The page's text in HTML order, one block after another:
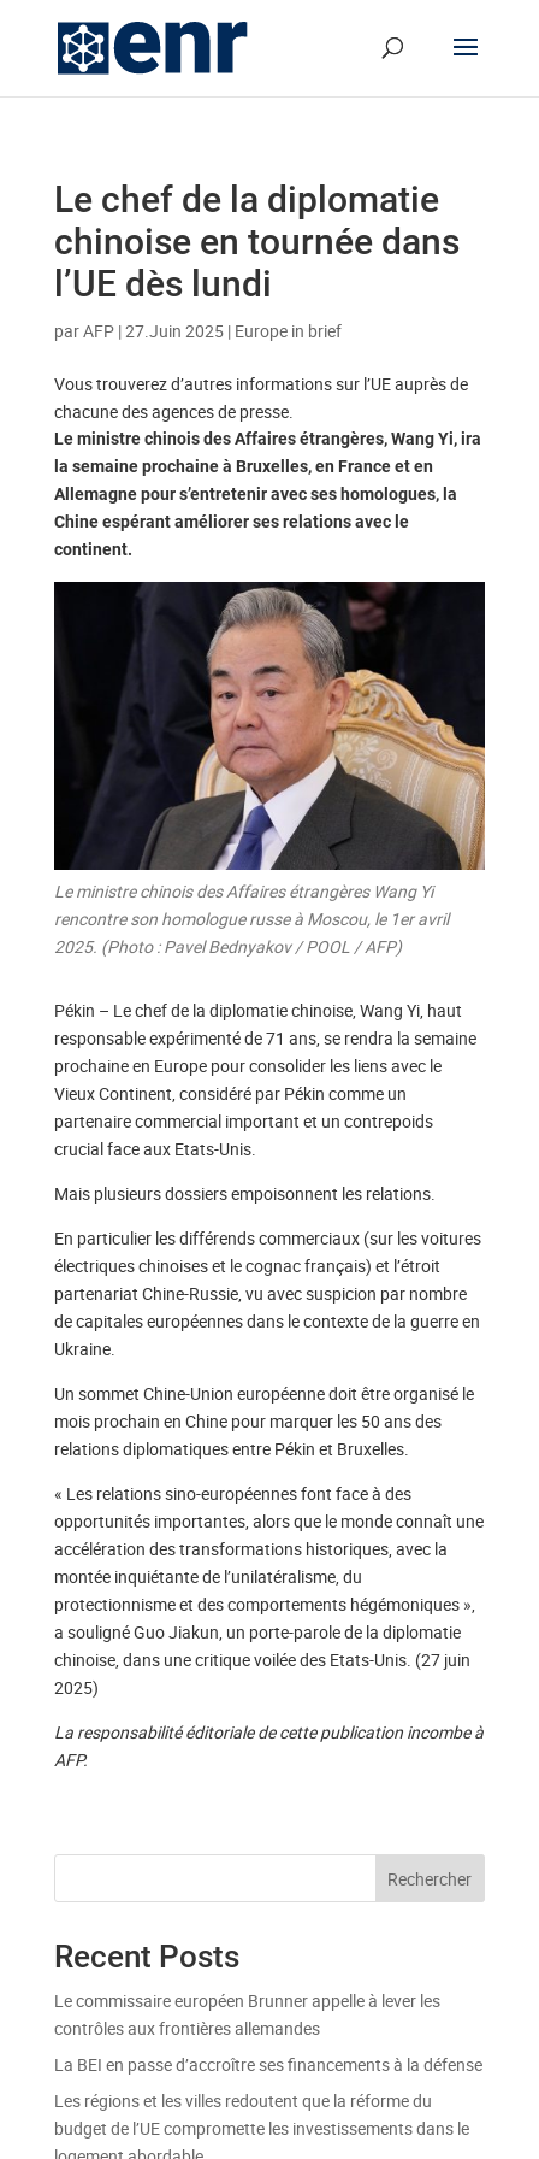
Le chef de la diplomatie
chinoise en tournée dans
l’UE dès lundi
parAFP|27.Juin 2025| Europe in brief
Vous trouverez d’autres informations sur l’UE auprès de
chacune des agences de presse.
Le ministre chinois des Affaires étrangères, Wang Yi, ira
la semaine prochaine à Bruxelles, en France et en
Allemagne pour s’entretenir avec ses homologues, la
Chine espérant améliorer ses relations avec le
continent.
Le ministre chinois des Affaires étrangères Wang Yi
rencontre son homologue russe à Moscou, le 1er avril
2025. (Photo : Pavel Bednyakov / POOL / AFP)
Pékin – Le chef de la diplomatie chinoise, Wang Yi, haut
responsable expérimenté de 71 ans, se rendra la semaine
prochaine en Europe pour consolider les liens avec le
Vieux Continent, considéré par Pékin comme un
partenaire commercial important et un contrepoids
crucial face aux Etats-Unis.
Mais plusieurs dossiers empoisonnent les relations.
En particulier les différends commerciaux (sur les voitures
électriques chinoises et le cognac français) et l’étroit
partenariat Chine-Russie, vu avec suspicion par nombre
de capitales européennes dans le contexte de la guerre en
Ukraine.
Un sommet Chine-Union européenne doit être organisé le
mois prochain en Chine pour marquer les 50 ans des
relations diplomatiques entre Pékin et Bruxelles.
« Les relations sino-européennes font face à des
opportunités importantes, alors que le monde connaît une
accélération des transformations historiques, avec la
montée inquiétante de l’unilatéralisme, du
protectionnisme et des comportements hégémoniques »,
a souligné Guo Jiakun, un porte-parole de la diplomatie
chinoise, dans une critique voilée des Etats-Unis. (27 juin
2025)
La responsabilité éditoriale de cette publication incombe à
AFP.
Rechercher
Recent Posts
Le commissaire européen Brunner appelle à lever les
contrôles aux frontières allemandes
La BEI en passe d’accroître ses financements à la défense
Les régions et les villes redoutent que la réforme du
budget de l’UE compromette les investissements dans le